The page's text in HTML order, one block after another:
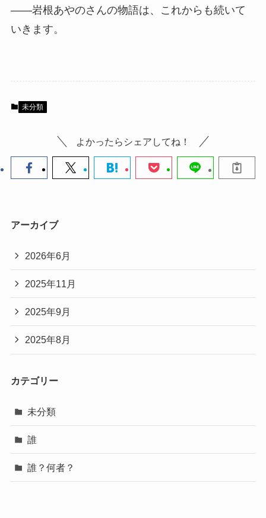
――岩根あやのさんの物語は、これからも続いて
いきます。
未分類
よかったらシェアしてね！
アーカイブ
2026年6月
2025年11月
2025年9月
2025年8月
カテゴリー
未分類
誰
誰？何者？